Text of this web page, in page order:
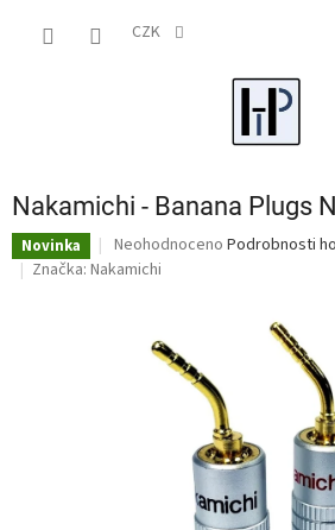
CZK
Nakamichi - Banana Plugs
Novinka
Průměrné
hodnocení
Neohodnoceno Podrobnosti
Značka: Nakamichi